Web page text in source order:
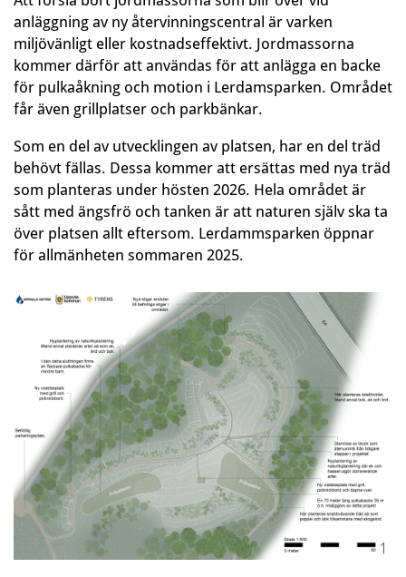
anläggning av ny återvinningscentral är varken
miljövänligt eller kostnadseffektivt. Jordmassorna
kommer därför att användas för att anlägga en backe
för pulkaåkning och motion i Lerdamsparken. Området
får även grillplatser och parkbänkar.
Som en del av utvecklingen av platsen, har en del träd
behövt fällas. Dessa kommer att ersättas med nya träd
som planteras under hösten 2026. Hela området är
sått med ängsfrö och tanken är att naturen själv ska ta
över platsen allt eftersom. Lerdammsparken öppnar
för allmänheten sommaren 2025.